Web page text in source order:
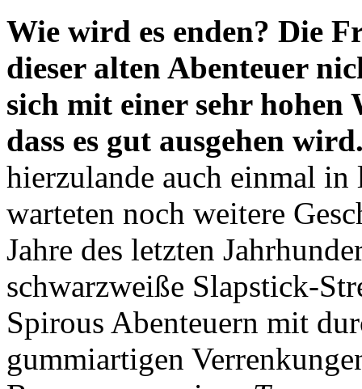
Wie wird es enden? Die
dieser alten Abenteuer
sich mit einer sehr
dass es gut ausgehen
hierzulande auch einmal in
warteten noch weitere
Jahre des letzten
schwarzweiße Slapstick-
Spirous Abenteuern mit
gummiartigen